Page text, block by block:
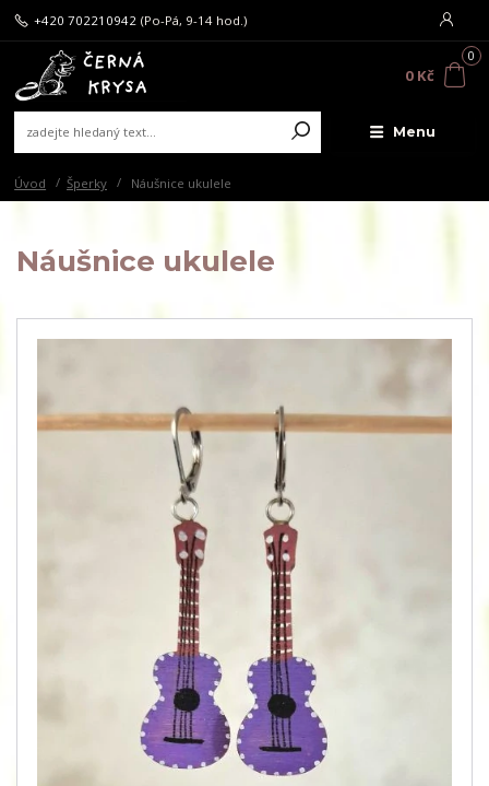
Menu
+420 702210942 (Po-Pá, 9-14 hod.)
0
0 Kč
Úvod Šperky Náušnice ukulele
Náušnice ukulele